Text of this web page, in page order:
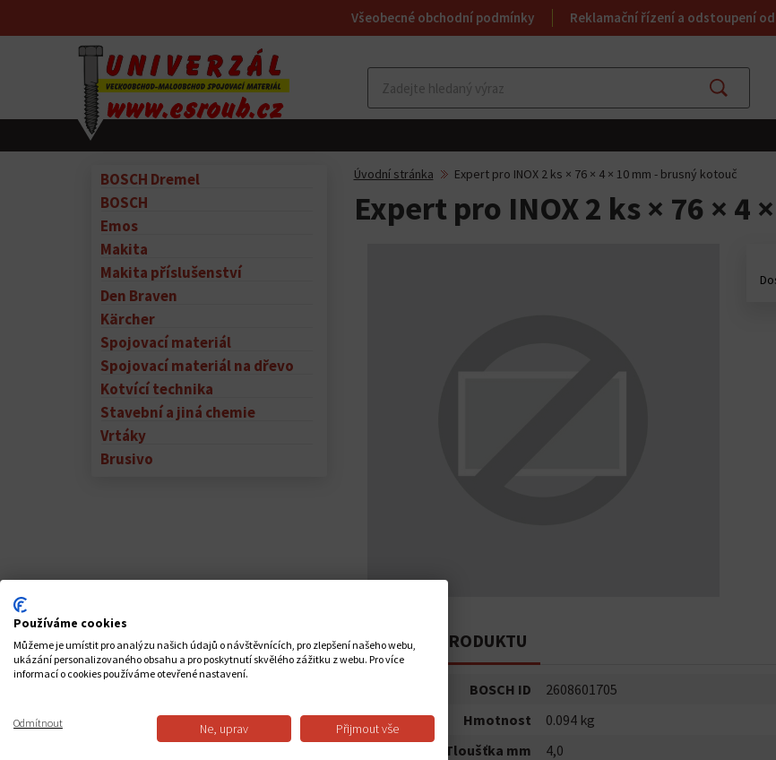
Všeobecné obchodní podmínky Reklamační řízení a odstoupení
Najít
BOSCH Dremel
BOSCH
Emos
Makita
Makita příslušenství
Den Braven
Kärcher
Spojovací materiál
Spojovací materiál na dřevo
Kotvící technika
Stavební a jiná chemie
Vrtáky
Brusivo
Úvodní stránka Expert pro INOX 2 ks × 76 × 4 × 10 mm - brusný kotouč
Expert pro INOX 2 ks × 76 × 4
POPIS PRODUKTU
BOSCH ID
2608601705
Hmotnost
0.094 kg
Tloušťka mm
4,0
Používáme cookies
Můžeme je umístit pro analýzu našich údajů o návštěvnících, pro zlepšení našeho webu,
ukázání personalizovaného obsahu a pro poskytnutí skvělého zážitku z webu. Pro více
informací o cookies používáme otevřené nastavení.
Odmítnout Ne, uprav Přijmout vše